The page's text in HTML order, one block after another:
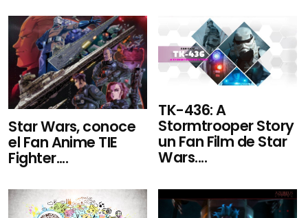
Star Wars, conoce
el Fan Anime TIE
Fighter....
TK-436: A
Stormtrooper Story
un Fan Film de Star
Wars....